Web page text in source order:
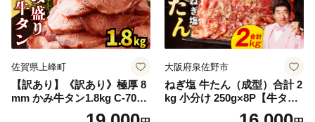
佐賀県上峰町
【訳あり】《訳あり》極厚 8
mm かみ牛タン1.8kg C-709-
大阪府泉佐野市
ねぎ塩 牛たん（成型）合計 2
kg 小分け 250g×8P【牛タン
牛肉 焼肉用 薄切り 訳あり サ